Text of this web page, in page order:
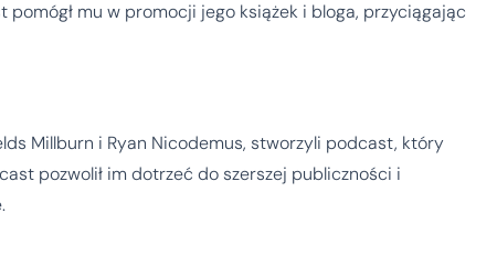
mu w promocji jego książek i bloga, przyciągając
Millburn i Ryan Nicodemus, stworzyli podcast, który
pozwolił im dotrzeć do szerszej publiczności i